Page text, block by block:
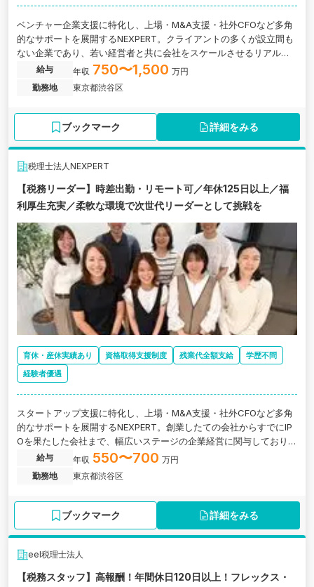
ベンチャー企業支援に特化し、上場・M&A支援・社外CFOなど多角
的なサポートを展開するNEXPERT。クライアントの多くが設立間も
ない企業であり、若い経営者と共に会社をスケールさせるリアルな
プロセスに携われます。
給与 年収 750〜1,500 万円
勤務地
東京都渋谷区
ブックマーク 詳細をみる
税理士法人NEXPERT
【税務リーダー】時差出勤・リモート可／年休125日以上／福
利厚生充実／柔軟な環境で次世代リーダーとして挑戦を
育休・産休実績あり 資格取得支援制度 残業代全額支給
学歴不問
経験者優遇
スタートアップ支援に特化し、上場・M&A支援・社外CFOなど多角
的なサポートを展開するNEXPERT。創業したての会社からすでにIP
Oを果たした会社まで、幅広いステージの企業経営に関与しており、
若い経営者と共に会社をスケールさせるリアルなプロセスに携われ
ます。
給与 年収 550〜700 万円
勤務地
東京都渋谷区
ブックマーク 詳細をみる
eel税理士法人
【税務スタッフ】高報酬！年間休日120日以上！フレックス・